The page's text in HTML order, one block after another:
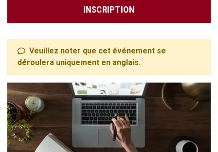
INSCRIPTION
Veuillez noter que cet événement se
déroulera uniquement en anglais.